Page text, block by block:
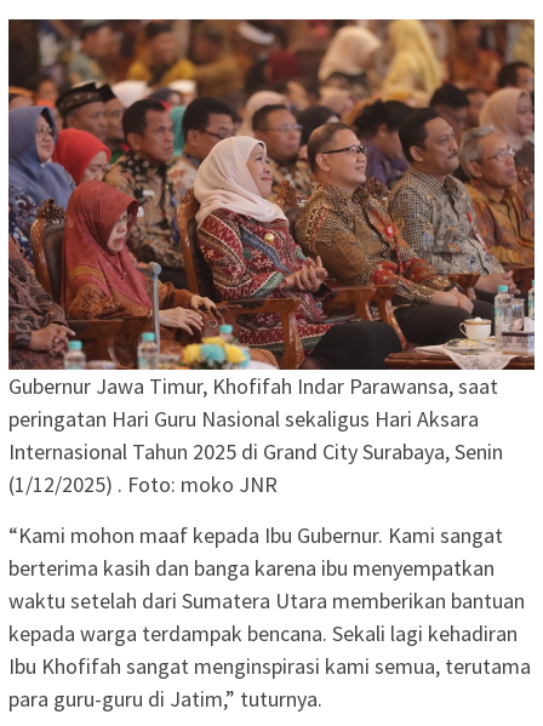
Gubernur Jawa Timur, Khofifah Indar Parawansa, saat
peringatan Hari Guru Nasional sekaligus Hari Aksara
Internasional Tahun 2025 di Grand City Surabaya, Senin
(1/12/2025) . Foto: moko JNR
“Kami mohon maaf kepada Ibu Gubernur. Kami sangat
berterima kasih dan banga karena ibu menyempatkan
waktu setelah dari Sumatera Utara memberikan bantuan
kepada warga terdampak bencana. Sekali lagi kehadiran
Ibu Khofifah sangat menginspirasi kami semua, terutama
para guru-guru di Jatim,” tuturnya.